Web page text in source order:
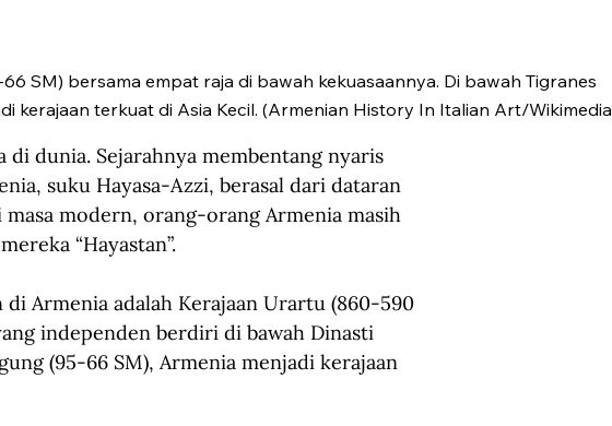
SM) bersama empat raja di bawah kekuasaannya. Di bawah Tigranes
kerajaan terkuat di Asia Kecil. (Armenian History In Italian Art/Wikimedia
di dunia. Sejarahnya membentang nyaris
suku Hayasa-Azzi, berasal dari dataran
modern, orang-orang Armenia masih
“Hayastan”.
Armenia adalah Kerajaan Urartu (860-590
independen berdiri di bawah Dinasti
(95-66 SM), Armenia menjadi kerajaan